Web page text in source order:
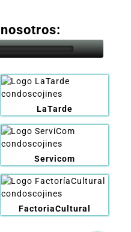
LaTarde
Servicom
FactoriaCultural